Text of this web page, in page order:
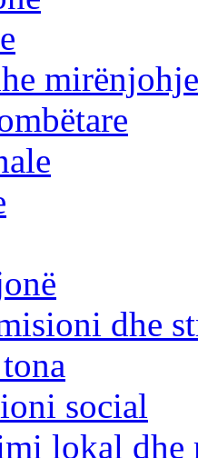
mirënjohje
dhe
social
lokal dhe